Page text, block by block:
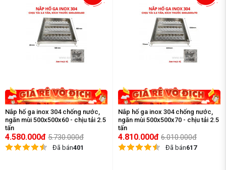
Nắp hố ga inox 304 chống nước,
ngăn mùi 500x500x60 - chịu tải 2.5
tấn
4.580.000đ 5.730.000đ
Đã bán401
Nắp hố ga inox 304 chống nước,
ngăn mùi 500x500x70 - chịu tải 2.5
tấn
4.810.000đ 6.010.000đ
Đã bán617